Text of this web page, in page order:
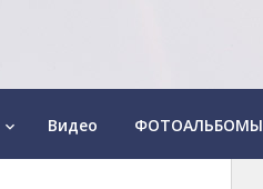
keyboard_arrow_down Видео ФОТОАЛЬБОМЫ